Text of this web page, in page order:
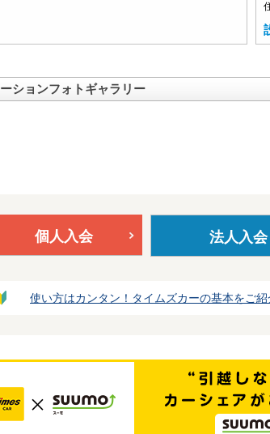
ションフォトギャラリー
個人入会 法人入会
使い方はカンタン！タイムズカーの基本をご紹